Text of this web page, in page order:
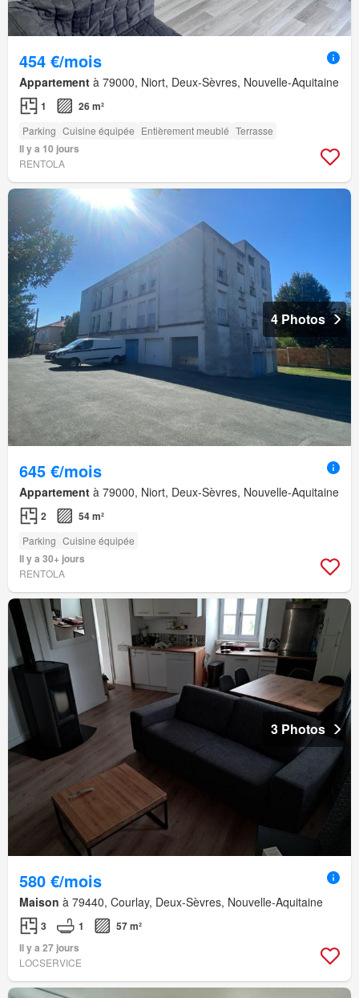
454 €/mois
Appartement à 79000, Niort, Deux-Sèvres, Nouvelle-Aquitaine
1 26 m²
Parking Cuisine équipée Entièrement meublé Terrasse
Il y a 10 jours
RENTOLA
4 Photos
645 €/mois
Appartement à 79000, Niort, Deux-Sèvres, Nouvelle-Aquitaine
2 54 m²
Parking Cuisine équipée
Il y a 30+ jours
RENTOLA
3 Photos
580 €/mois
Maison à 79440, Courlay, Deux-Sèvres, Nouvelle-Aquitaine
3 1
57 m²
Il y a 27 jours
LOCSERVICE